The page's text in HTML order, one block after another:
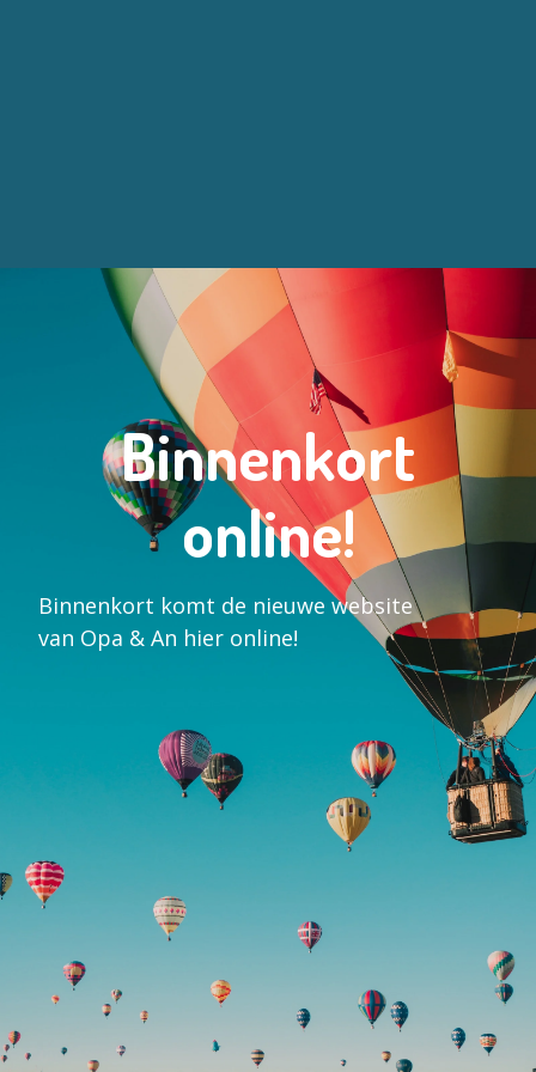
Binnenkort
online!
Binnenkort komt de nieuwe website
van Opa & An hier online!